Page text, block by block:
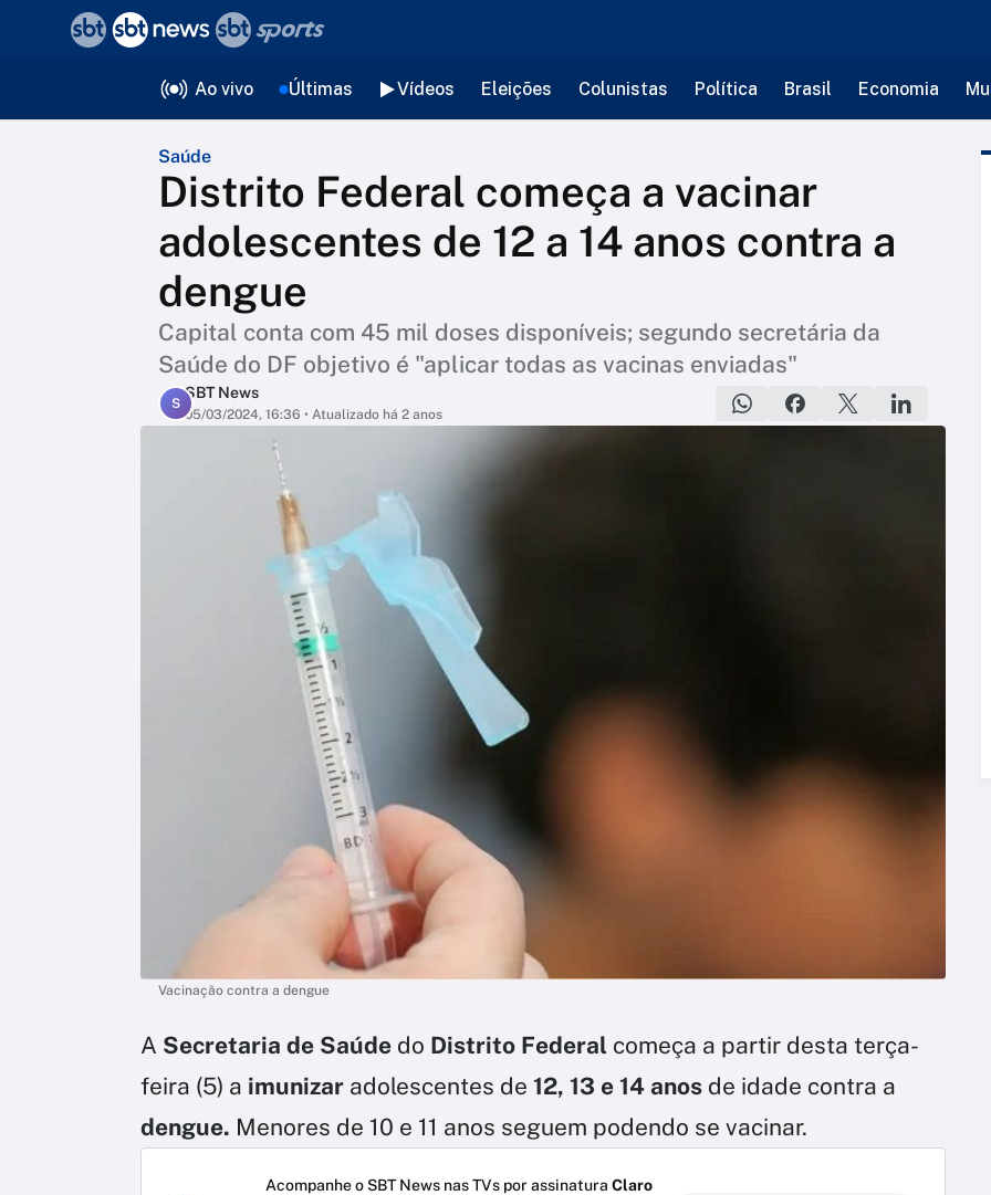
Ao vivo Últimas Vídeos Eleições Colunistas Política Brasil Economia
Saúde
Distrito Federal começa a vacinar
adolescentes de 12 a 14 anos contra a
dengue
Capital conta com 45 mil doses disponíveis; segundo secretária da
Saúde do DF objetivo é "aplicar todas as vacinas enviadas"
S
SBT News
05/03/2024, 16:36 • Atualizado há 2 anos
Vacinação contra a dengue
A Secretaria de Saúde do Distrito Federal começa a partir desta terça-
feira (5) a imunizar adolescentes de 12, 13 e 14 anos de idade contra a
dengue. Menores de 10 e 11 anos seguem podendo se vacinar.
Acompanhe o SBT News nas TVs por assinatura Claro
voltar
Editorias